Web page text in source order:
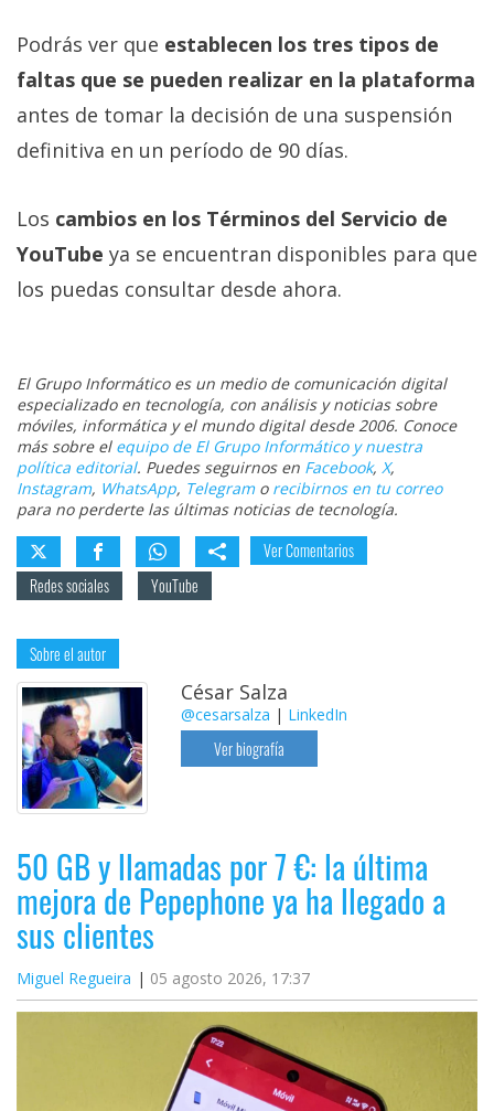
Podrás ver que establecen los tres tipos de
faltas que se pueden realizar en la plataforma
antes de tomar la decisión de una suspensión
definitiva en un período de 90 días.
Los cambios en los Términos del Servicio de
YouTube ya se encuentran disponibles para que
los puedas consultar desde ahora.
El Grupo Informático es un medio de comunicación digital
especializado en tecnología, con análisis y noticias sobre
móviles, informática y el mundo digital desde 2006. Conoce
más sobre el equipo de El Grupo Informático y nuestra
política editorial. Puedes seguirnos en Facebook, X,
Instagram, WhatsApp, Telegramo recibirnos en tu correo
para no perderte las últimas noticias de tecnología.
Ver Comentarios
Redes sociales
YouTube
Sobre el autor
César Salza
@cesarsalza | LinkedIn
Ver biografía
50 GB y llamadas por 7 €: la última
mejora de Pepephone ya ha llegado a
sus clientes
Miguel Regueira 05 agosto 2026, 17:37